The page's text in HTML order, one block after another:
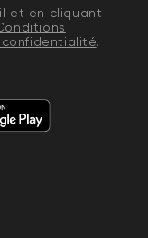
et en cliquant
.